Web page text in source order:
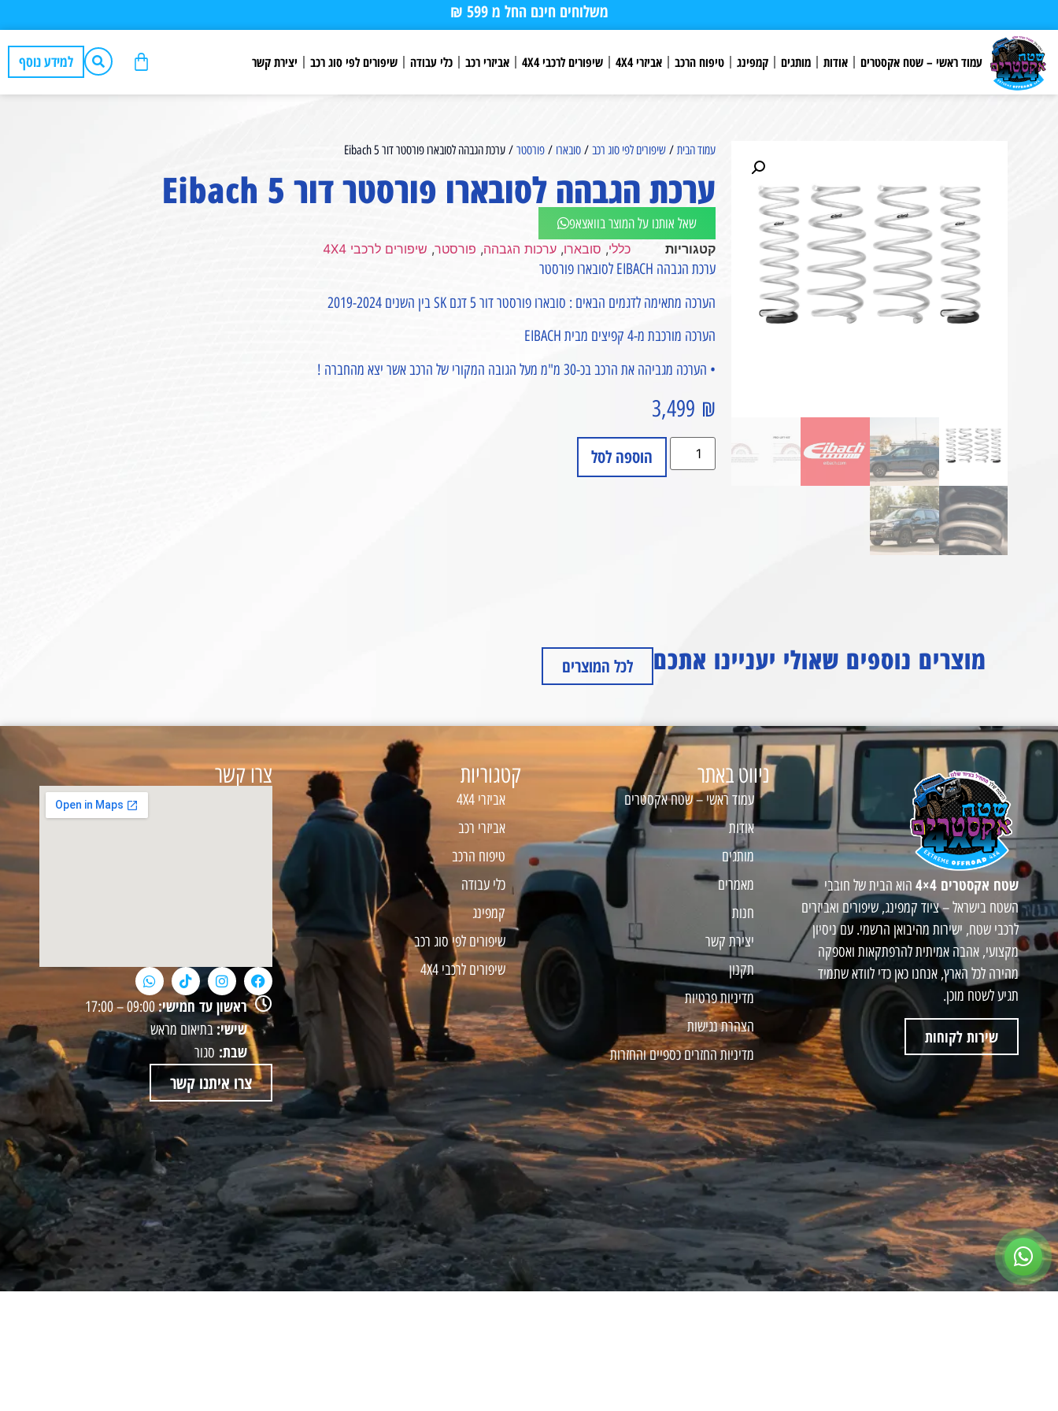
משלוחים חינם החל מ 599 ₪
עמוד ראשי – שטח אקסטרים אודות מותגים קמפינג טיפוח הרכב אביזרי 4X4 שיפורים לרכבי 4X4 אביזרי רכב כלי עבודה שיפורים לפי סוג רכב יצירת קשר למידע נוסף
עמוד הבית/ שיפורים לפי סוג רכב/ סובארו / פורסטר/ ערכת הגבהה לסובארו פורסטר דור 5 Eibach⁩
ערכת הגבהה לסובארו פורסטר דור 5 Eibach⁩
שאל אותנו על המוצר בוואצאפ
קטגוריות כללי, סובארו, ערכות הגבהה, פורסטר, שיפורים לרכבי 4X4
ערכת הגבהה EIBACH לסובארו פורסטר
הערכה מתאימה לדגמים הבאים : סובארו פורסטר דור 5 דגם SK בין השנים 2019-2024
הערכה מורכבת מ-4 קפיצים מבית EIBACH
• הערכה מגביהה את הרכב בכ-30 מ"מ מעל הגובה המקורי של הרכב אשר יצא מהחברה !
3,499 ₪
הוספה לסל
מוצרים נוספים שאולי יעניינו אתכם לכל המוצרים
שטח אקסטרים 4×4
הוא הבית של חובבי
השטח בישראל – ציוד קמפינג, שיפורים ואביזרים
לרכבי שטח, ישירות מהיבואן הרשמי. עם ניסיון
מקצועי, אהבה אמיתית להרפתקאות ואספקה
מהירה לכל הארץ, אנחנו כאן כדי לוודא שתמיד
תגיע לשטח מוכן.
שירות לקוחות
ניווט באתר
עמוד ראשי – שטח אקסטרים
אודות
מותגים
מאמרים
חנות
יצירת קשר
תקנון
מדיניות פרטיות
הצהרת נגישות
מדיניות החזרים כספיים והחזרות
קטגוריות
אביזרי 4X4
אביזרי רכב
טיפוח הרכב
כלי עבודה
קמפינג
שיפורים לפי סוג רכב
שיפורים לרכבי 4X4
צרו קשר
ראשון עד חמישי:09:00 – 17:00
שישי:בתיאום מראש
שבת: סגור
צרו איתנו קשר